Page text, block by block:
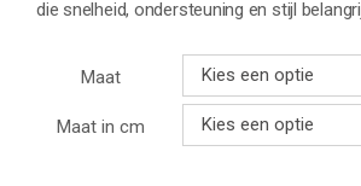
die snelheid, ondersteuning en stijl
Maat
Maat in cm